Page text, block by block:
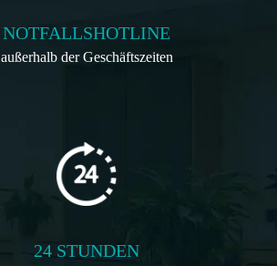
NOTFALLSHOTLINE
außerhalb der Geschäftszeiten
24 STUNDEN